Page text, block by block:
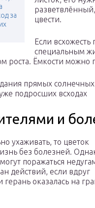
за
цвести.
Если
специальным
роста. Ёмкости можно
прямых
подросших всходах
и
ухаживать, то цветок
без болезней.
поражаться
действий, если вдруг
герань оказалась на